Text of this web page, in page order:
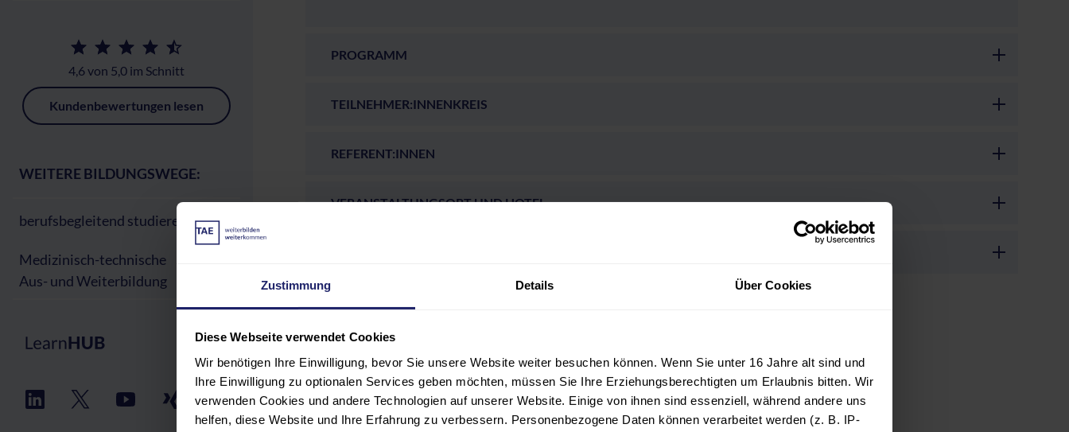
Zustimmung Details Über Cookies
Diese Webseite verwendet Cookies
Wir benötigen Ihre Einwilligung, bevor Sie unsere Website weiter besuchen können. Wenn Sie unter 16 Jahre alt sind und
Ihre Einwilligung zu optionalen Services geben möchten, müssen Sie Ihre Erziehungsberechtigten um Erlaubnis bitten. Wir
verwenden Cookies und andere Technologien auf unserer Website. Einige von ihnen sind essenziell, während andere uns
helfen, diese Website und Ihre Erfahrung zu verbessern. Personenbezogene Daten können verarbeitet werden (z. B. IP-
4,6 von 5,0 im Schnitt
Kundenbewertungen lesen
WEITERE BILDUNGSWEGE:
berufsbegleitend studieren
Medizinisch-technische
Aus- und Weiterbildung
PROGRAMM
TEILNEHMER:INNENKREIS
REFERENT:INNEN
VERANSTALTUNGSORT UND HOTEL
Bewertungen unserer Teilnehmer
(5,0 von 5)
5 Sterne
(2)
Steffen Müller